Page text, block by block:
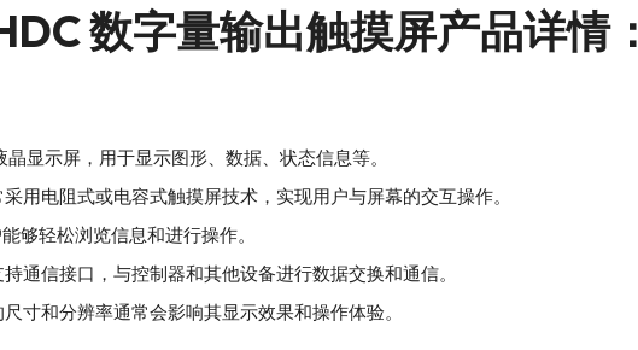
数字量输出触摸屏产品详情：
显示屏，用于显示图形、数据、状态信息等。
用电阻式或电容式触摸屏技术，实现用户与屏幕的交互操作。
够轻松浏览信息和进行操作。
通信接口，与控制器和其他设备进行数据交换和通信。
寸和分辨率通常会影响其显示效果和操作体验。